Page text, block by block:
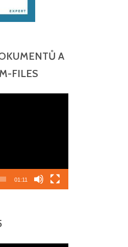
A
FILES
01:11